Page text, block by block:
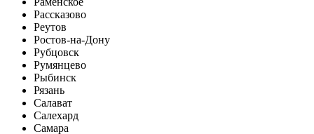
Рассказово
Реутов
Ростов-на-Дону
Рубцовск
Румянцево
Рыбинск
Рязань
Салават
Салехард
Самара